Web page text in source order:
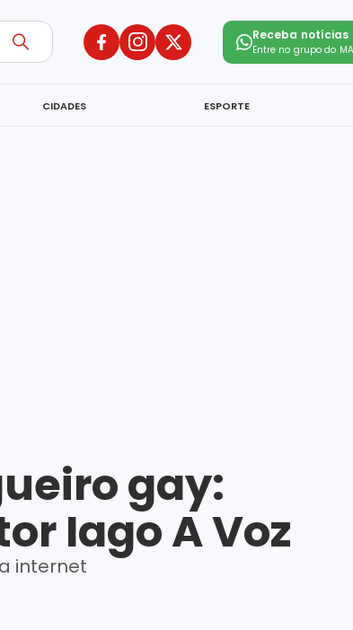
Receba notícias
Entre no grupo do
CIDADES ESPORTE
gay:
Iago A Voz
internet